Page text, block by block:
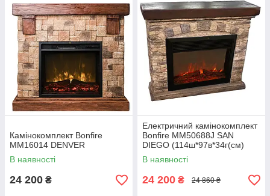
Камінокомплект Bonfire
MM16014 DENVER
В наявності
24 200 ₴
Електричний камінокомплект
Bonfire MM50688J SAN
DIEGO (114ш*97в*34г(cм)
В наявності
24 200 ₴ 24 860 ₴